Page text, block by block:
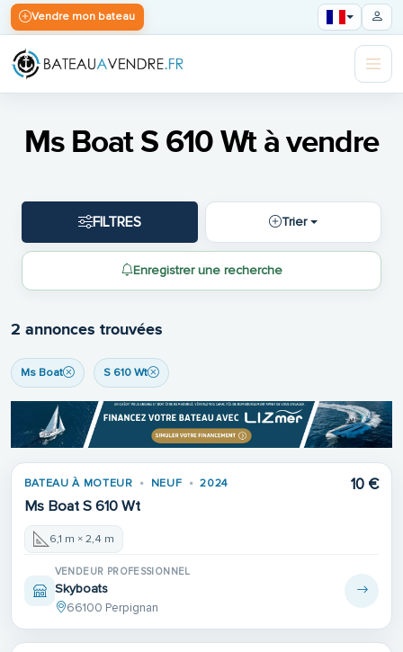
Vendre mon bateau
Ms Boat S 610 Wt à vendre
FILTRES Trier
Enregistrer une recherche
2 annonces trouvées
Ms Boat S 610 Wt
BATEAU À MOTEUR NEUF 2024
Ms Boat S 610 Wt
10 €
6,1 m × 2,4 m
VENDEUR PROFESSIONNEL
Skyboats
66100 Perpignan